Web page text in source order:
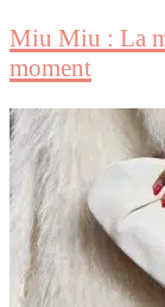
Miu Miu : La
moment